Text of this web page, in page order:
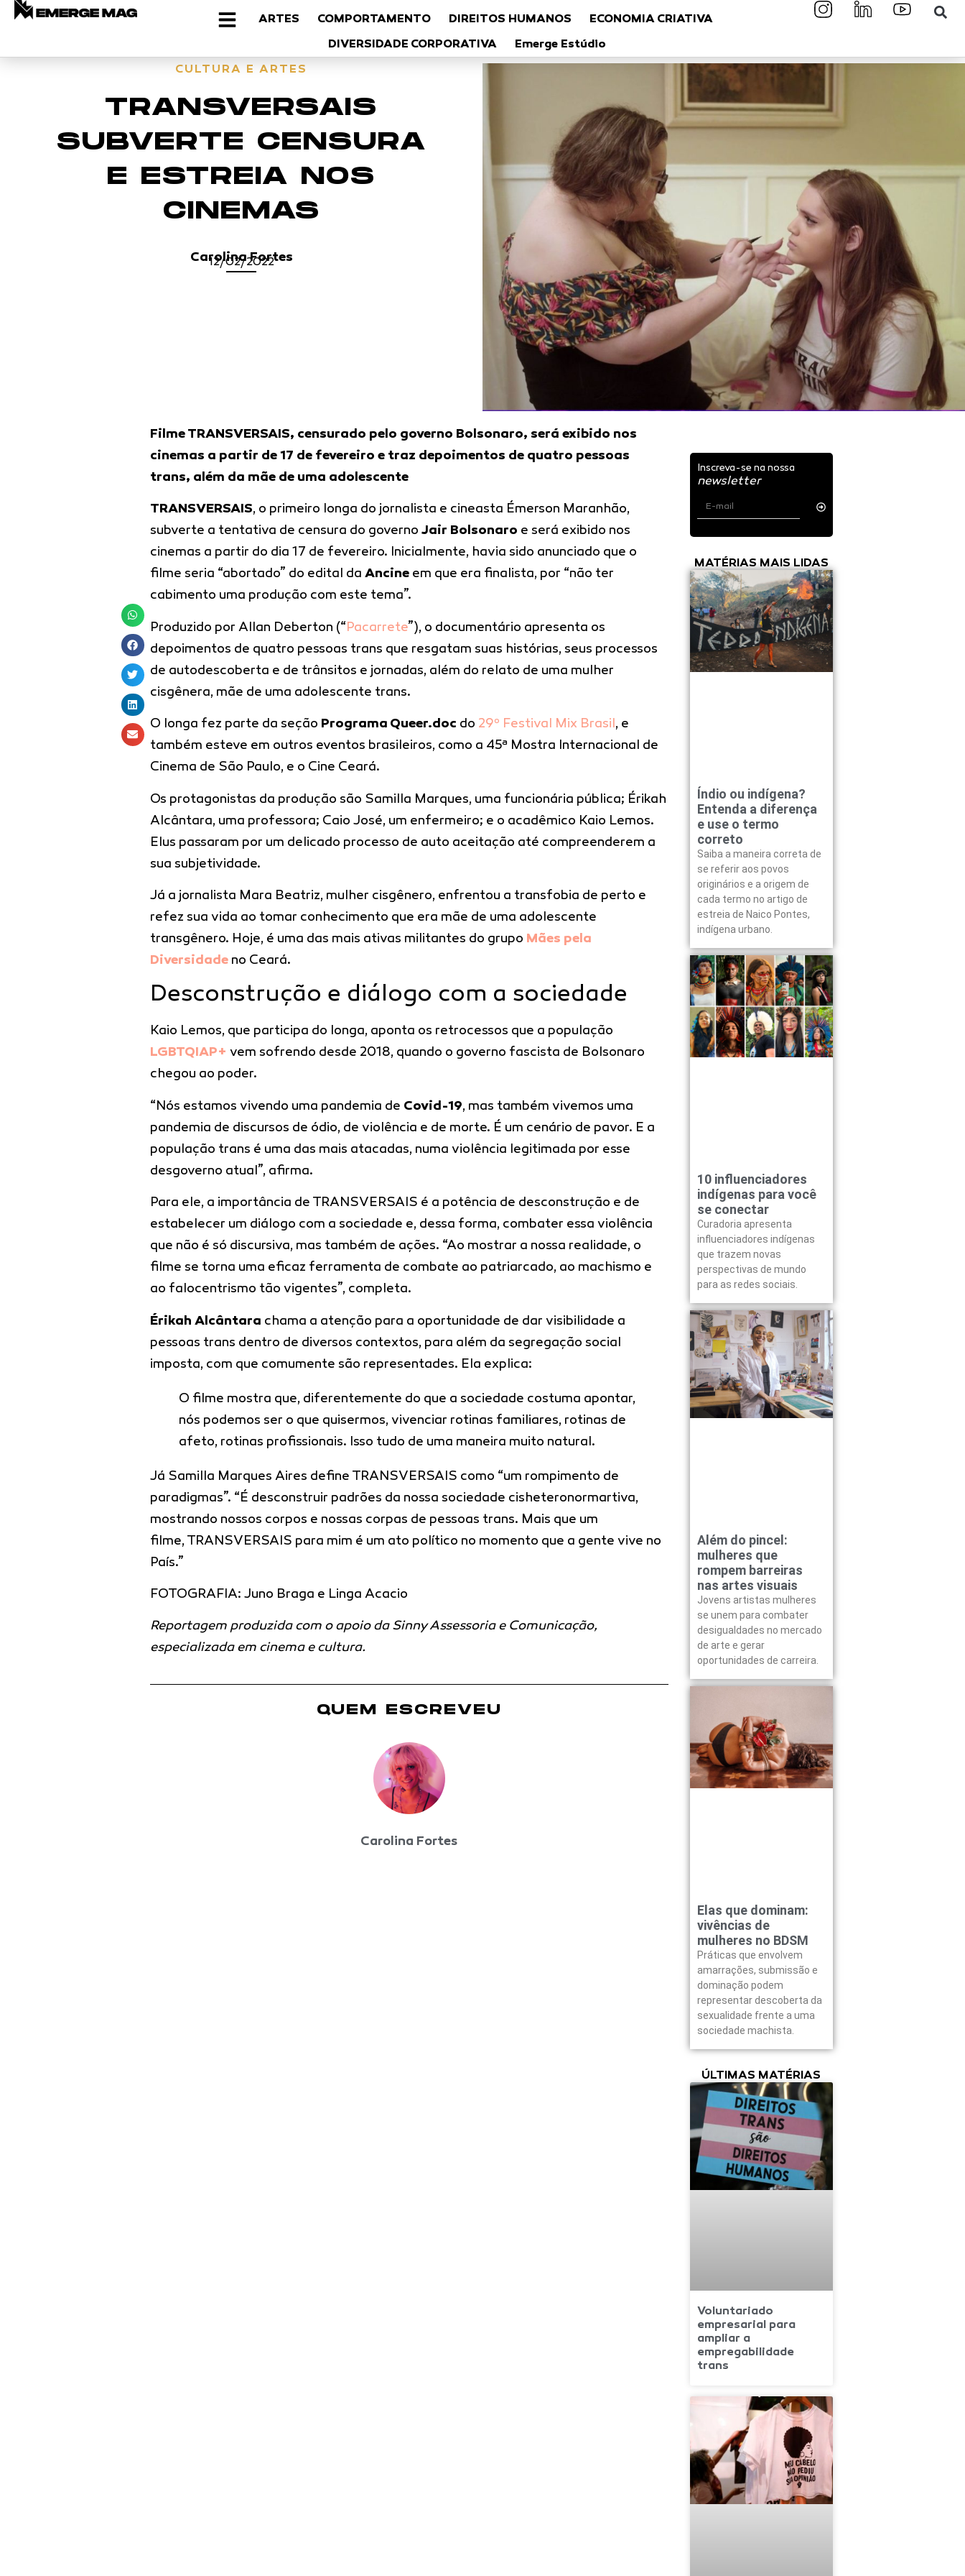
ARTES COMPORTAMENTO DIREITOS HUMANOS
ECONOMIA CRIATIVA
DIVERSIDADE CORPORATIVA
Emerge Estúdio
CULTURA E ARTES
TRANSVERSAIS
SUBVERTE CENSURA
E ESTREIA NOS
CINEMAS
Carolina Fortes
12/02/2022
Filme TRANSVERSAIS, censurado pelo governo Bolsonaro, será exibido nos
cinemas a partir de 17 de fevereiro e traz depoimentos de quatro pessoas
trans, além da mãe de uma adolescente
TRANSVERSAIS, o primeiro longa do jornalista e cineasta Émerson Maranhão,
subverte a tentativa de censura do governo Jair Bolsonaro e será exibido nos
cinemas a partir do dia 17 de fevereiro. Inicialmente, havia sido anunciado que o
filme seria “abortado” do edital da Ancineem que era finalista, por “não ter
cabimento uma produção com este tema”.
Produzido por Allan Deberton (“Pacarrete”), o documentário apresenta os
depoimentos de quatro pessoas trans que resgatam suas histórias, seus processos
de autodescoberta e de trânsitos e jornadas, além do relato de uma mulher
cisgênera, mãe de uma adolescente trans.
O longa fez parte da seção Programa Queer.doc do 29º Festival Mix Brasil, e
também esteve em outros eventos brasileiros, como a 45ª Mostra Internacional de
Cinema de São Paulo, e o Cine Ceará.
Os protagonistas da produção são Samilla Marques, uma funcionária pública; Érikah
Alcântara, uma professora; Caio José, um enfermeiro; e o acadêmico Kaio Lemos.
Elus passaram por um delicado processo de auto aceitação até compreenderem a
sua subjetividade.
Já a jornalista Mara Beatriz, mulher cisgênero, enfrentou a transfobia de perto e
refez sua vida ao tomar conhecimento que era mãe de uma adolescente
transgênero. Hoje, é uma das mais ativas militantes do grupo Mães pela
Diversidadeno Ceará.
Desconstrução e diálogo com a sociedade
Kaio Lemos, que participa do longa, aponta os retrocessos que a população
LGBTQIAP+ vem sofrendo desde 2018, quando o governo fascista de Bolsonaro
chegou ao poder.
“Nós estamos vivendo uma pandemia de Covid-19, mas também vivemos uma
pandemia de discursos de ódio, de violência e de morte. É um cenário de pavor. E a
população trans é uma das mais atacadas, numa violência legitimada por esse
desgoverno atual”, afirma.
Para ele, a importância de TRANSVERSAIS é a potência de desconstrução e de
estabelecer um diálogo com a sociedade e, dessa forma, combater essa violência
que não é só discursiva, mas também de ações. “Ao mostrar a nossa realidade, o
filme se torna uma eficaz ferramenta de combate ao patriarcado, ao machismo e
ao falocentrismo tão vigentes”, completa.
Érikah Alcântara chama a atenção para a oportunidade de dar visibilidade a
pessoas trans dentro de diversos contextos, para além da segregação social
imposta, com que comumente são representades. Ela explica:
O filme mostra que, diferentemente do que a sociedade costuma apontar,
nós podemos ser o que quisermos, vivenciar rotinas familiares, rotinas de
afeto, rotinas profissionais. Isso tudo de uma maneira muito natural.
Já Samilla Marques Aires define TRANSVERSAIS como “um rompimento de
paradigmas”. “É desconstruir padrões da nossa sociedade cisheteronormartiva,
mostrando nossos corpos e nossas corpas de pessoas trans. Mais que um
filme, TRANSVERSAIS para mim é um ato político no momento que a gente vive no
País.”
FOTOGRAFIA: Juno Braga e Linga Acacio
Reportagem produzida com o apoio da Sinny Assessoria e Comunicação,
especializada em cinema e cultura.
QUEM ESCREVEU
Carolina Fortes
Inscreva-se na nossa
newsletter
MATÉRIAS MAIS LIDAS
Índio ou indígena?
Entenda a diferença
e use o termo
correto
Saiba a maneira correta de
se referir aos povos
originários e a origem de
cada termo no artigo de
estreia de Naico Pontes,
indígena urbano.
10 influenciadores
indígenas para você
se conectar
Curadoria apresenta
influenciadores indígenas
que trazem novas
perspectivas de mundo
para as redes sociais.
Além do pincel:
mulheres que
rompem barreiras
nas artes visuais
Jovens artistas mulheres
se unem para combater
desigualdades no mercado
de arte e gerar
oportunidades de carreira.
Elas que dominam:
vivências de
mulheres no BDSM
Práticas que envolvem
amarrações, submissão e
dominação podem
representar descoberta da
sexualidade frente a uma
sociedade machista.
ÚLTIMAS MATÉRIAS
Voluntariado
empresarial para
ampliar a
empregabilidade
trans